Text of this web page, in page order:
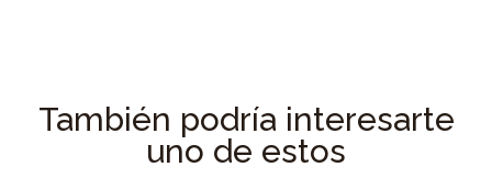
También podría interesarte
uno de estos